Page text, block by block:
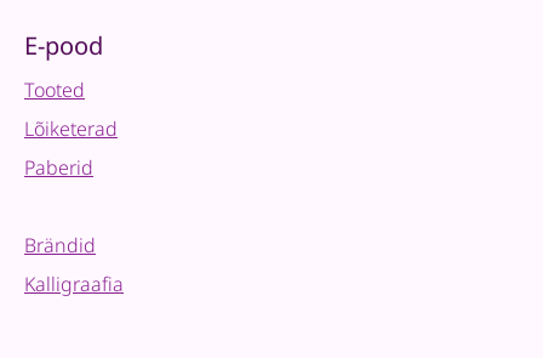
E-pood
Tooted
Lõiketerad
Paberid
Brändid
Kalligraafia